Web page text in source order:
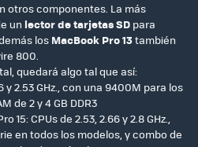
otros componentes. La más
un lector de tarjetas SD para
los MacBook Pro 13también
800.
quedará algo tal que así:
y 2.53 GHz., con una 9400M para los
de 2 y 4 GB DDR3
15: CPUs de 2.53, 2.66 y 2.8 GHz.,
en todos los modelos, y combo de